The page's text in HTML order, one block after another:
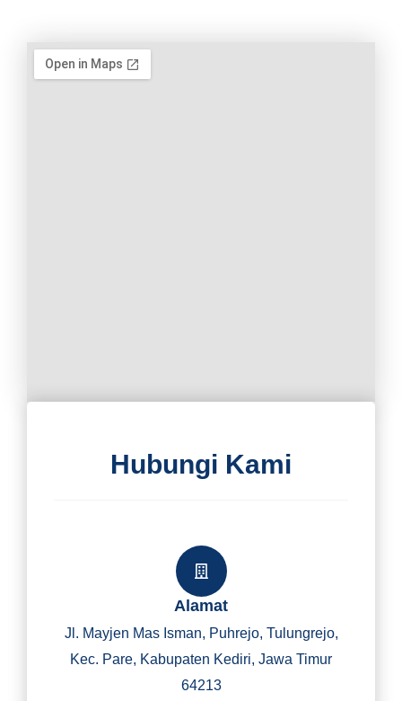
Hubungi Kami
Alamat
Jl. Mayjen Mas Isman, Puhrejo, Tulungrejo,
Kec. Pare, Kabupaten Kediri, Jawa Timur
64213